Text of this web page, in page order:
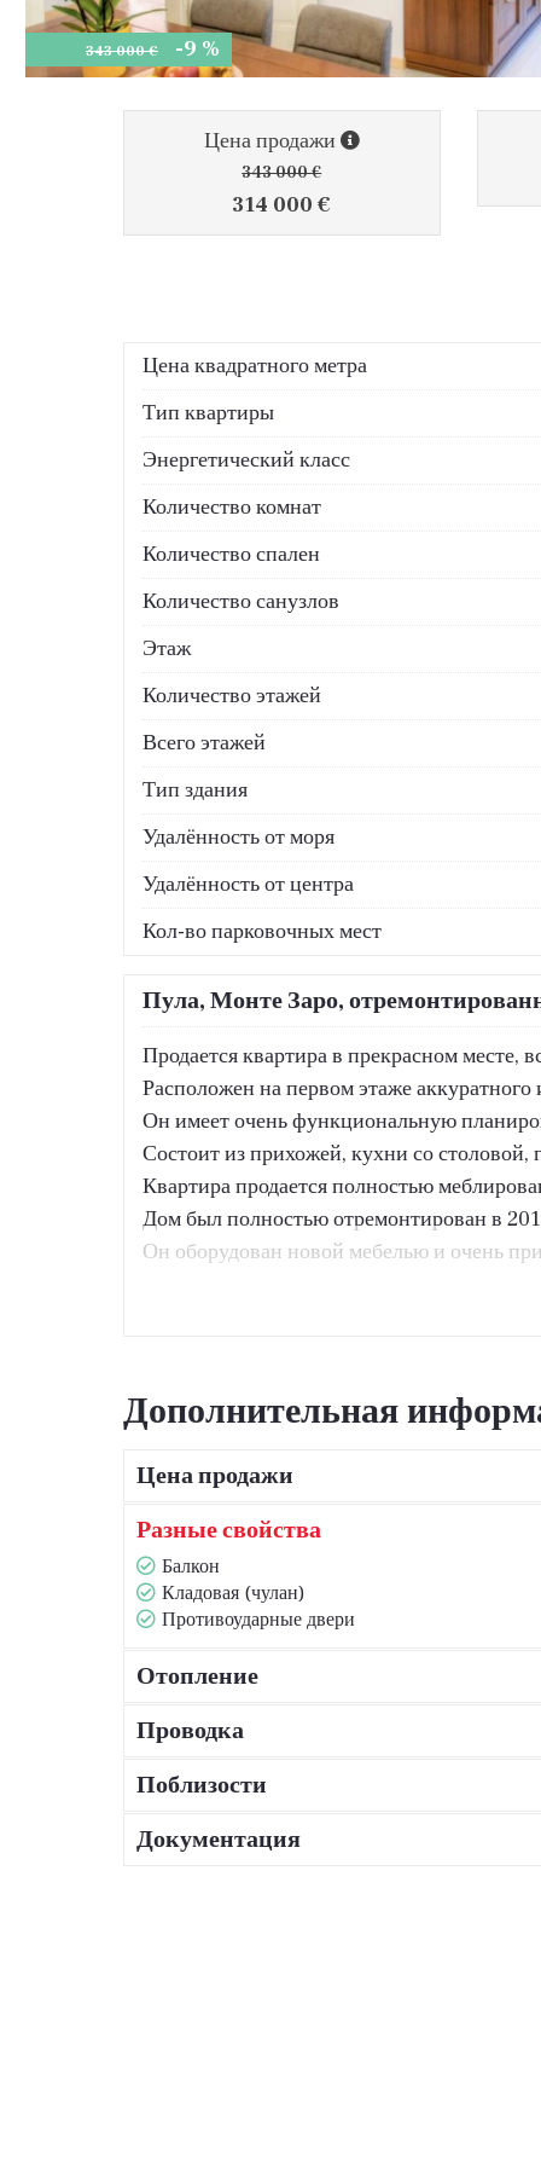
343 000 € -9 %
Цена продажи
343 000 €
314 000 €
Цена квадратного метра
Тип квартиры
Энергетический класс
Количество комнат
Количество спален
Количество санузлов
Этаж
Количество этажей
Всего этажей
Тип здания
Удалённость от моря
Удалённость от центра
Кол-во парковочных мест
Пула, Монте Заро,
Продается квартира в прекрасном месте,
Расположен на первом этаже
Он имеет очень функциональную
Состоит из прихожей, кухни со столовой,
Квартира продается полностью
Дом был полностью отремонтирован в
Он оборудован новой мебелью и очень
Дополнительная
Цена продажи
Разные свойства
Балкон
Кладовая (чулан)
Противоударные двери
Отопление
Проводка
Поблизости
Документация